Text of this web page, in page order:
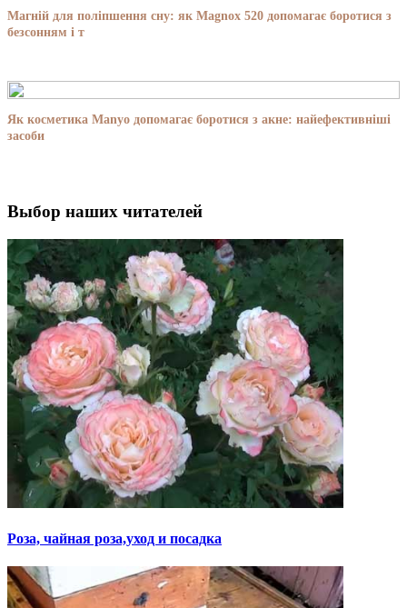
Магній для поліпшення сну: як Magnox 520 допомагає боротися з
безсонням і т
Як косметика Manyo допомагає боротися з акне: найефективніші
засоби
Выбор наших читателей
Роза, чайная роза,уход и посадка